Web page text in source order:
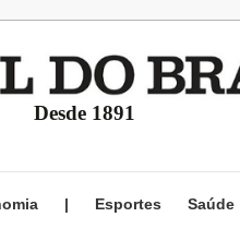
Desde 1891
| Esportes Saúde